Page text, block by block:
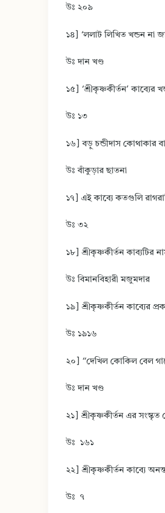
উঃ ২০৯
১৪] ‘ললাট লিখিত খন্ডন না
উঃ দান খণ্ড
১৫] ‘শ্রীকৃষ্ণকীর্তন’ কাব্যের
উঃ ১৩
১৬] বড়ু চন্ডীদাস কোথাকার
উঃ বাঁকুড়ার ছাতনা
১৭] এই কাব্যে কতগুলি
উঃ ৩২
১৮] শ্রীকৃষ্ণকীর্তন কাব্যটির
উঃ বিমানবিহারী মজুমদার
১৯] শ্রীকৃষ্ণকীর্তন কাব্যের
উঃ ১৯১৬
২০] “দেখিল কোকিল বেল
উঃ দান খণ্ড
২১] শ্রীকৃষ্ণকীর্তন এর সংস্কৃত
উঃ ১৬১
২২] শ্রীকৃষ্ণকীর্তন কাব্যে
উঃ ৭